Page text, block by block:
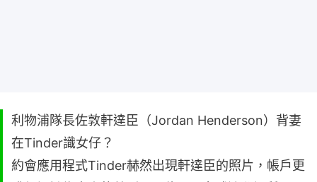
利物浦隊長佐敦軒達臣（Jordan Henderson）背妻
在Tinder識女仔？
約會應用程式Tinder赫然出現軒達臣的照片，帳戶更